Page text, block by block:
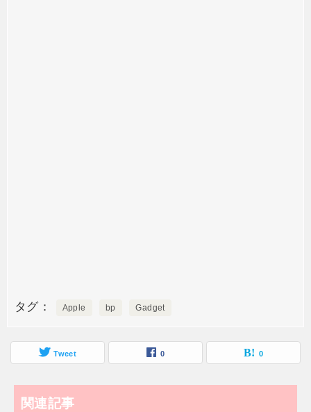
タグ Apple bp Gadget
Tweet 0 0
関連記事